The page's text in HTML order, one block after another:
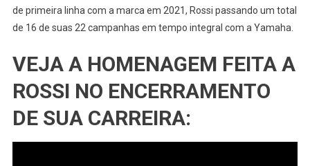
de primeira linha com a marca em 2021, Rossi passando um total
de 16 de suas 22 campanhas em tempo integral com a Yamaha.
VEJA A HOMENAGEM FEITA A
ROSSI NO ENCERRAMENTO
DE SUA CARREIRA: